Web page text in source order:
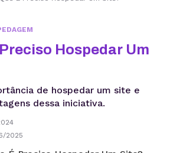
Hospedar Um
de hospedar um site e
dessa iniciativa.
2025